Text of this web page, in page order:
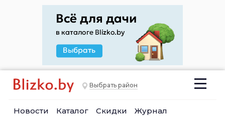
Выбрать район
Новости Каталог Скидки Журнал